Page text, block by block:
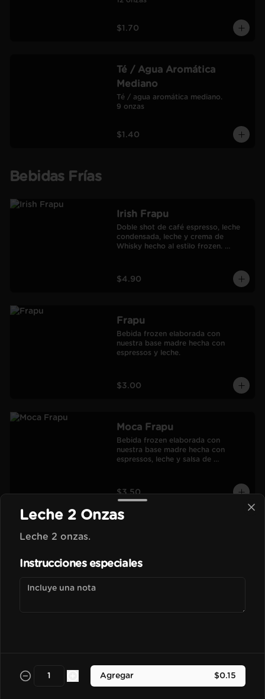
$1.70
Té / Agua Aromática
Mediano
Té / agua aromática mediano.
9 onzas
$1.40
Bebidas Frías
Irish Frapu
Doble shot de café espresso, leche
condensada, leche y crema de
Whisky hecho al estilo frozen.
$4.90
Frapu
Bebida frozen elaborada con
nuestra base madre hecha con
espressos y leche.
$3.00
Moca Frapu
Bebida frozen elaborada con
nuestra base madre hecha con
espressos, leche y salsa de
$3.50
espressos, leche y esencia de vainilla
espressos, leche y esencia de
avellana francesa.
Leche 2 Onzas
Leche 2 onzas.
Instrucciones especiales
Agregar $0.15